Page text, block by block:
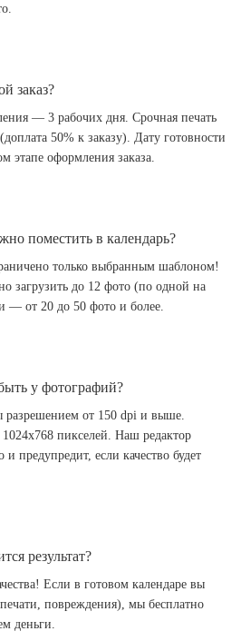
заказ?
— 3 рабочих дня. Срочная печать
50% к заказу). Дату готовности
этапе оформления заказа.
поместить в календарь?
только выбранным шаблоном!
загрузить до 12 фото (по одной на
от 20 до 50 фото и более.
у фотографий?
разрешением от 150 dpi и выше.
пикселей. Наш редактор
предупредит, если качество будет
результат?
Если в готовом календаре вы
повреждения), мы бесплатно
деньги.